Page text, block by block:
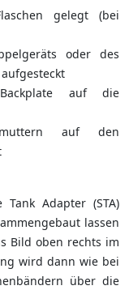
gelegt (bei
oder des
auf die
auf den
Adapter (STA)
lassen
Bild oben rechts im
wird dann wie bei
über die